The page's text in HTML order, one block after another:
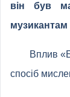
він був
музикантам
Вплив
спосіб